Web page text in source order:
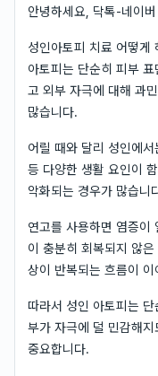
안녕하세요, 닥톡-네이
성인아토피 치료 어떻게
아토피는 단순히 피부
고 외부 자극에 대해 과
많습니다.
어릴 때와 달리 성인에
등 다양한 생활 요인이
악화되는 경우가 많습니
연고를 사용하면 염증이
이 충분히 회복되지 않
상이 반복되는 흐름이
따라서 성인 아토피는
부가 자극에 덜 민감해
중요합니다.